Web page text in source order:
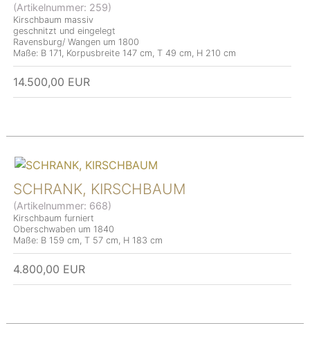
(Artikelnummer: 259)
Kirschbaum massiv
geschnitzt und eingelegt
Ravensburg/ Wangen um 1800
Maße: B 171, Korpusbreite 147 cm, T 49 cm, H 210 cm
14.500,00 EUR
SCHRANK, KIRSCHBAUM
(Artikelnummer: 668)
Kirschbaum furniert
Oberschwaben um 1840
Maße: B 159 cm, T 57 cm, H 183 cm
4.800,00 EUR